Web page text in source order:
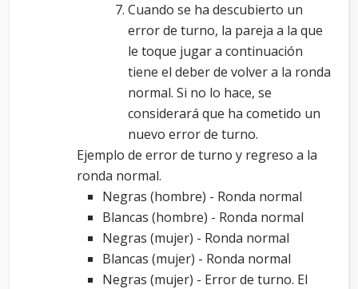
Cuando se ha descubierto un
error de turno, la pareja a la que
le toque jugar a continuación
tiene el deber de volver a la ronda
normal. Si no lo hace, se
considerará que ha cometido un
nuevo error de turno.
Ejemplo de error de turno y regreso a la
ronda normal.
Negras (hombre) - Ronda normal
Blancas (hombre) - Ronda normal
Negras (mujer) - Ronda normal
Blancas (mujer) - Ronda normal
Negras (mujer) - Error de turno. El